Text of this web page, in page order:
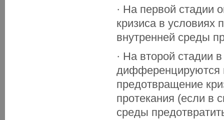
· На первой стадии
кризиса в
внутренней среды
· На второй стадии
дифференцируются
предотвращение
протекания (если в
среды